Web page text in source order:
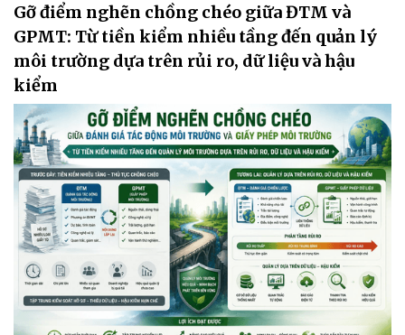
Gỡ điểm nghẽn chồng chéo giữa ĐTM và
GPMT: Từ tiền kiểm nhiều tầng đến quản lý
môi trường dựa trên rủi ro, dữ liệu và hậu
kiểm